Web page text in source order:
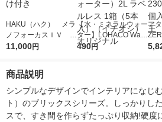
HAKU（ハク） メラ
ノフォーカスＩＶ 4
5ｇ 資生堂 おまけ
11,000円
【水・ミネラルウォー
ター】LOHACO Wate
r（ロハコウォータ
490円
ア
詰
商品説明
シンプルなデザインでインテリアになじ
ト）のブリックスシリーズ。しっかりし
スで、すき間を作らずたっぷり収納!硬度